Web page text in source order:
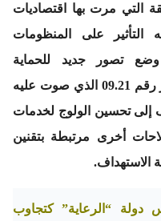
التي مرت بها اقتصاديات
وباء كوفيد 19 ومنه التأثير على المنظومات
وضع تصور جديد للحماية
الاجتماعية، وذلك عبر القانون الإطار رقم 09.21 الذي صوت عليه
2021، إذ يهدف إلى تحسين الولوج لخدمات
أخرى مرتبطة بتقنين
الاستهداف.
دولة “الرعاية” كتجاوب